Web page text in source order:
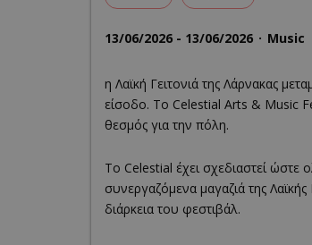
13/06/2026 - 13/06/2026 Music
η Λαϊκή Γειτονιά της Λάρνακας
είσοδο. Το Celestial Arts & Music
θεσμός για την πόλη.
Το Celestial έχει σχεδιαστεί ώστε
συνεργαζόμενα μαγαζιά της
διάρκεια του φεστιβάλ.